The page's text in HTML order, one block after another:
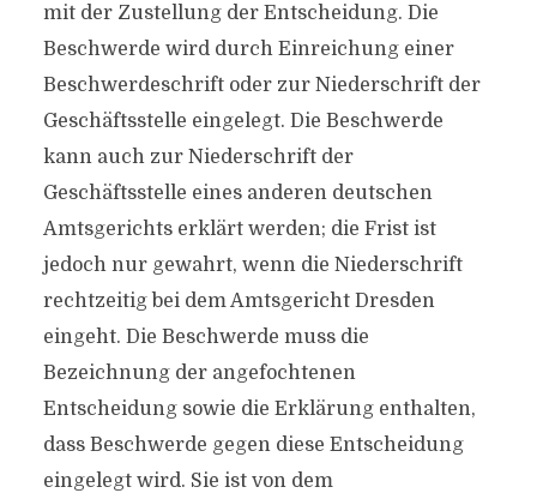
mit der Zustellung der Entscheidung. Die
Beschwerde wird durch Einreichung einer
Beschwerdeschrift oder zur Niederschrift der
Geschäftsstelle eingelegt. Die Beschwerde
kann auch zur Niederschrift der
Geschäftsstelle eines anderen deutschen
Amtsgerichts erklärt werden; die Frist ist
jedoch nur gewahrt, wenn die Niederschrift
rechtzeitig bei dem Amtsgericht Dresden
eingeht. Die Beschwerde muss die
Bezeichnung der angefochtenen
Entscheidung sowie die Erklärung enthalten,
dass Beschwerde gegen diese Entscheidung
eingelegt wird. Sie ist von dem